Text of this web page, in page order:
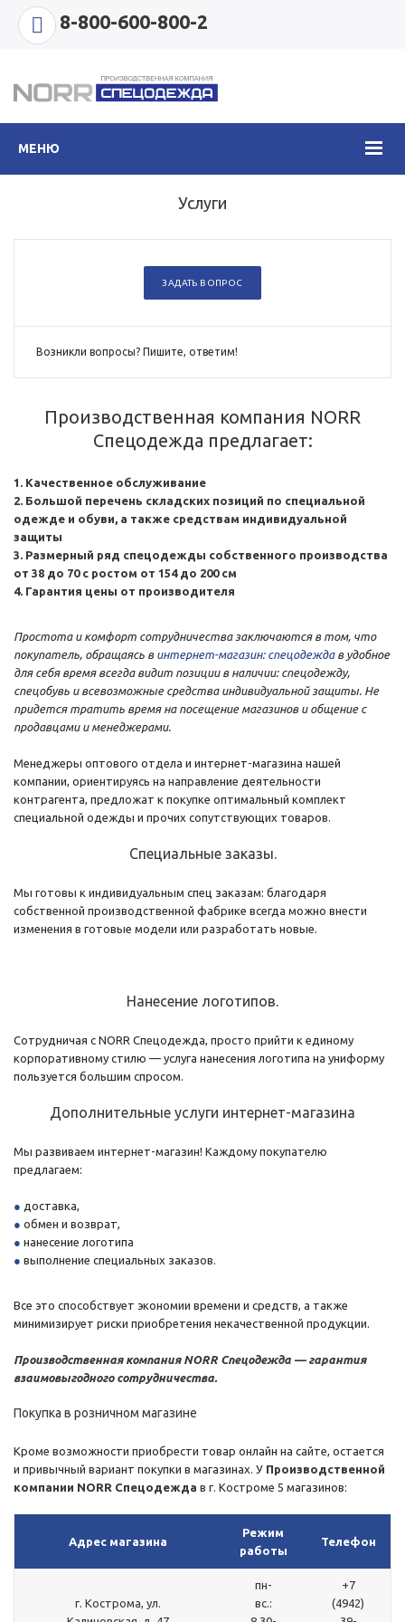
8-800-600-800-2
МЕНЮ
Услуги
ЗАДАТЬ ВОПРОС
Возникли вопросы? Пишите, ответим!
Производственная компания NORR
Спецодежда предлагает:
Качественное обслуживание
Большой перечень складских позиций по специальной
одежде и обуви, а также средствам индивидуальной
защиты
Размерный ряд спецодежды собственного производства
от 38 до 70 с ростом от 154 до 200 см
Гарантия цены от производителя
Простота и комфорт сотрудничества заключаются в том, что
покупатель, обращаясь в интернет-магазин: спецодеждав удобное
для себя время всегда видит позиции в наличии: спецодежду,
спецобувь и всевозможные средства индивидуальной защиты. Не
придется тратить время на посещение магазинов и общение с
продавцами и менеджерами.
Менеджеры оптового отдела и интернет-магазина нашей
компании, ориентируясь на направление деятельности
контрагента, предложат к покупке оптимальный комплект
специальной одежды и прочих сопутствующих товаров.
Специальные заказы.
Мы готовы к индивидуальным спец заказам: благодаря
собственной производственной фабрике всегда можно внести
изменения в готовые модели или разработать новые.
Нанесение логотипов.
Сотрудничая с NORR Спецодежда, просто прийти к единому
корпоративному стилю — услуга нанесения логотипа на униформу
пользуется большим спросом.
Дополнительные услуги интернет-магазина
Мы развиваем интернет-магазин! Каждому покупателю
предлагаем:
доставка,
обмен и возврат,
нанесение логотипа
выполнение специальных заказов.
Все это способствует экономии времени и средств, а также
минимизирует риски приобретения некачественной продукции.
Производственная компания NORR Спецодежда — гарантия
взаимовыгодного сотрудничества.
Покупка в розничном магазине
Кроме возможности приобрести товар онлайн на сайте, остается
и привычный вариант покупки в магазинах. У Производственной
компании NORR Спецодежда в г. Костроме 5 магазинов:
Адрес магазина
Режим
работы
Телефон
г. Кострома, ул.
пн-
вс.:
+7
(4942)